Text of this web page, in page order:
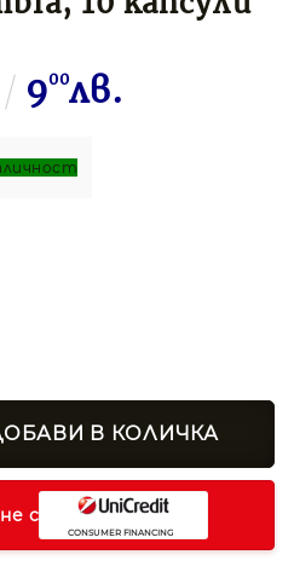
900лв.
с